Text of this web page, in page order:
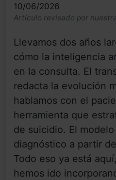
10/06/2026
Artículo revisado por
Llevamos dos años
cómo la inteligencia
en la consulta. El
redacta la evolución
hablamos con el
herramienta que
de suicidio. El
diagnóstico a partir
Todo eso ya está
hemos ido